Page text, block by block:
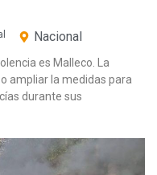
Nacional
es Malleco. La
ampliar la medidas para
durante sus